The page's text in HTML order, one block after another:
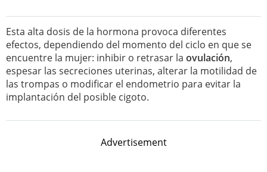
Esta alta dosis de la hormona provoca diferentes
efectos, dependiendo del momento del ciclo en que se
encuentre la mujer: inhibir o retrasar la ovulación,
espesar las secreciones uterinas, alterar la motilidad de
las trompas o modificar el endometrio para evitar la
implantación del posible cigoto.
Advertisement